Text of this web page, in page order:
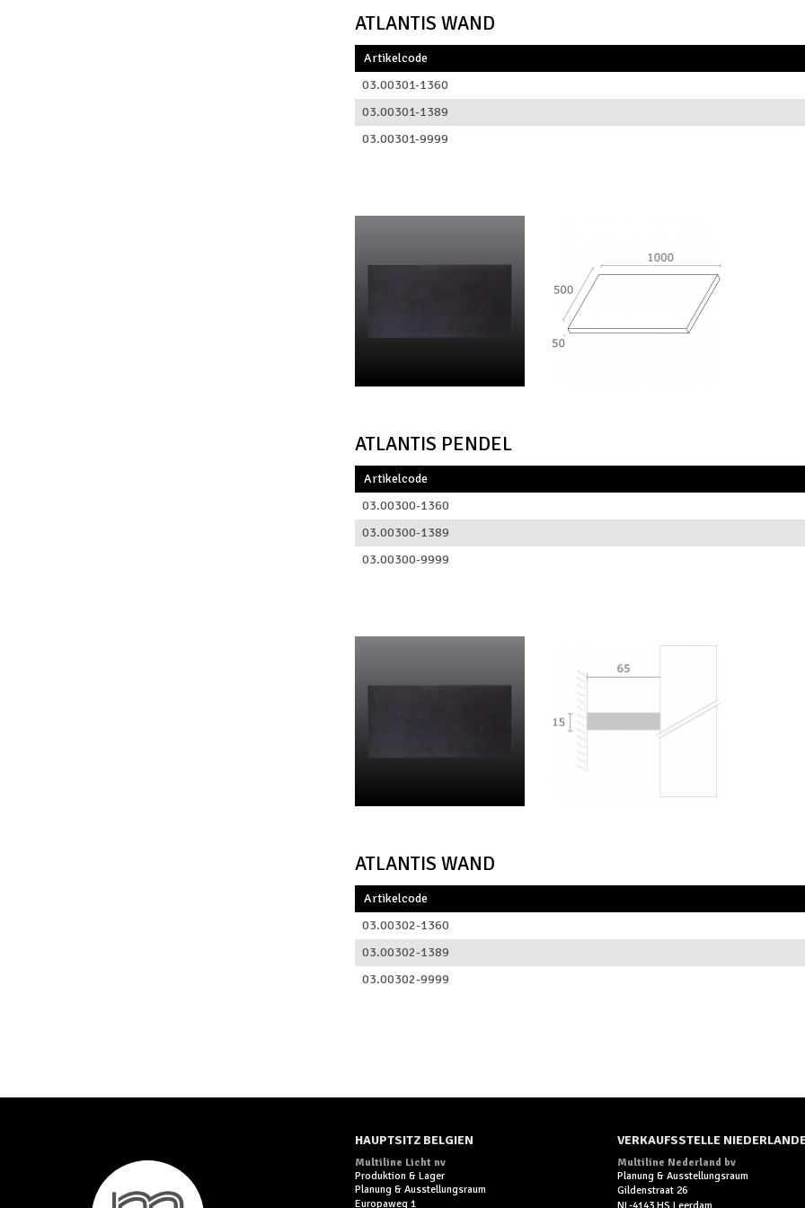
ATLANTIS WAND
Artikelcode
03.00301-1360
03.00301-1389
03.00301-9999
ATLANTIS PENDEL
Artikelcode
03.00300-1360
03.00300-1389
03.00300-9999
ATLANTIS WAND
Artikelcode
03.00302-1360
03.00302-1389
03.00302-9999
HAUPTSITZ BELGIEN
Multiline Licht nv
Produktion & Lager
Planung & Ausstellungsraum
Europaweg 1
VERKAUFSSTELLE
Multiline Nederland bv
Planung & Ausstellungsraum
Gildenstraat 26